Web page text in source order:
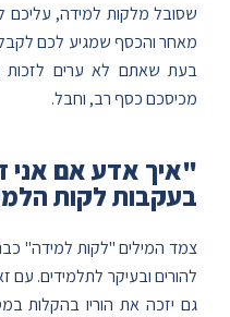
שסובל מלקות למידה, עליכם
מאחר והכסף שמגיע לכם
בעת שאתם לא ערים לזכות
מכיסכם כסף רב, וחבל.
"איך אדע אם אני
בעקבות לקות
צמד המילים "לקות למידה"
להורים ובעיקר לתלמידים.
גם יזכה את הוריו בהקלות